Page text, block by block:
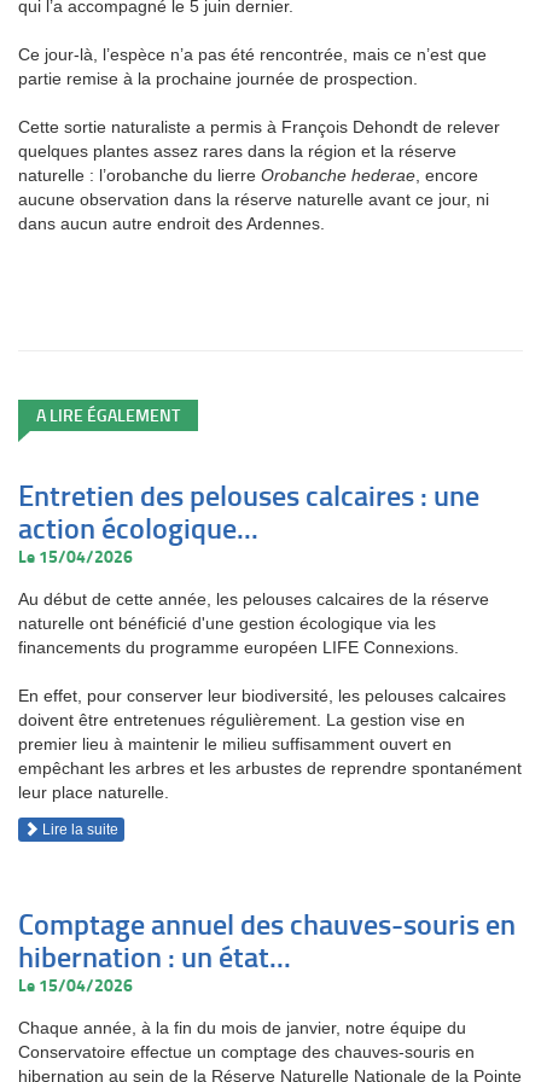
qui l’a accompagné le 5 juin dernier.
Ce jour-là, l’espèce n’a pas été rencontrée, mais ce n’est que
partie remise à la prochaine journée de prospection.
Cette sortie naturaliste a permis à François Dehondt de relever
quelques plantes assez rares dans la région et la réserve
naturelle : l’orobanche du lierre Orobanche hederae , encore
aucune observation dans la réserve naturelle avant ce jour, ni
dans aucun autre endroit des Ardennes.
A LIRE ÉGALEMENT
Entretien des pelouses calcaires : une
action écologique...
Le 15/04/2026
Au début de cette année, les pelouses calcaires de la réserve
naturelle ont bénéficié d'une gestion écologique via les
financements du programme européen LIFE Connexions.
En effet, pour conserver leur biodiversité, les pelouses calcaires
doivent être entretenues régulièrement. La gestion vise en
premier lieu à maintenir le milieu suffisamment ouvert en
empêchant les arbres et les arbustes de reprendre spontanément
leur place naturelle.
Lire la suite
Comptage annuel des chauves-souris en
hibernation : un état...
Le 15/04/2026
Chaque année, à la fin du mois de janvier, notre équipe du
Conservatoire effectue un comptage des chauves-souris en
hibernation au sein de la Réserve Naturelle Nationale de la Pointe